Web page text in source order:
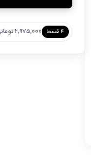
۴ قسط 2,975,000 تومانی با